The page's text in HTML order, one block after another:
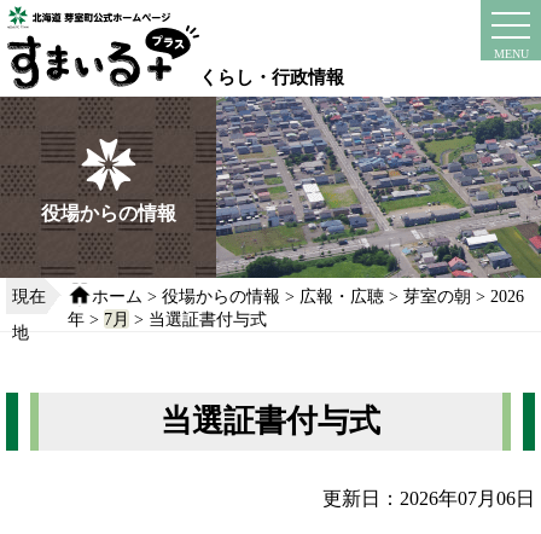
本
文
へ
移
動
る
くらし・行政情報
MENU
instagram
役場からの情報
現在
地
ホーム >役場からの情報 > 広報・広聴 >芽室の朝 > 2026
年 > 7月 > 当選証書付与式
当選証書付与式
更新日：2026年07月06日